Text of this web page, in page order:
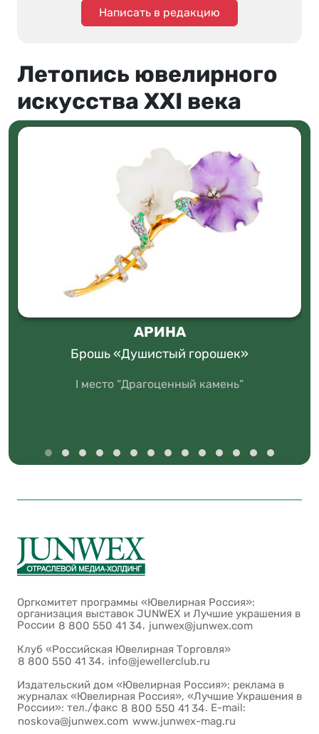
Написать в редакцию
Летопись ювелирного
искусства XXI века
АРИНА
Брошь «Душистый горошек»
I место “Драгоценный камень”
Оргкомитет программы «Ювелирная Россия»:
организация выставок JUNWEX и Лучшие украшения в
России 8 800 550 41 34, junwex@junwex.com
Клуб «Российская Ювелирная Торговля»
8 800 550 41 34, info@jewellerclub.ru
Издательский дом «Ювелирная Россия»: реклама в
журналах «Ювелирная Россия», «Лучшие Украшения в
России»: тел./факс 8 800 550 41 34. E-mail:
noskova@junwex.com www.junwex-mag.ru